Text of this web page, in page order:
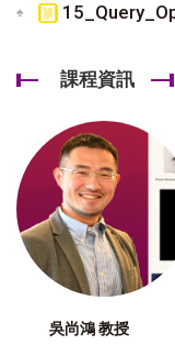
課程資訊
吳尚鴻 教授